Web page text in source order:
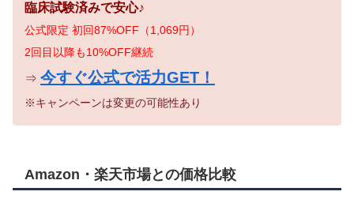
臨床試験済みで安心♪
公式限定 初回87%OFF（1,069円）
2回目以降も10%OFF継続
⇒ 今すぐ公式で活力GET！
※キャンペーンは変更の可能性あり
Amazon・楽天市場との価格比較